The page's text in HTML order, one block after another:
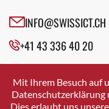
Davos Platz
Davos Platz 1
Dietikon
Dietlikon
INFO@SWISSICT.CH
+41 43 336 40 20
SWISSICT
VULKANSTRASSE 120
8048 ZURICH
Mit Ihrem Besuch auf
Datenschutzerklärung
Dies erlaubt uns